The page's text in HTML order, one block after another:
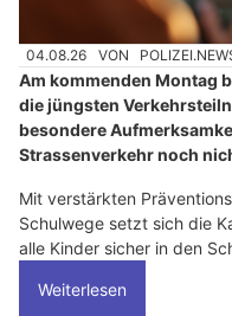
04.08.26 VON
Am kommenden Montag
die jüngsten
besondere
Strassenverkehr noch
Mit verstärkten
Schulwege setzt sich die
alle Kinder sicher in den
Weiterlesen